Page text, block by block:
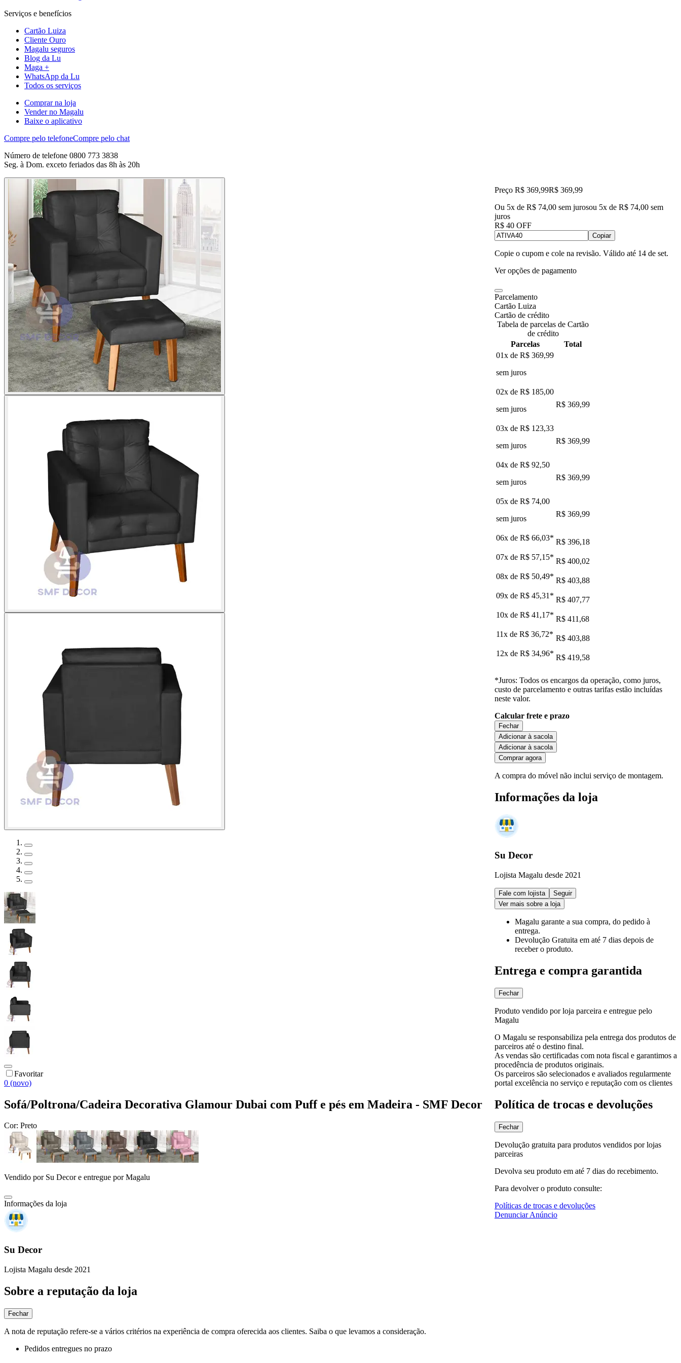
Serviços e benefícios
Cartão Luiza
Cliente Ouro
Magalu seguros
Blog da Lu
Maga +
WhatsApp da Lu
Todos os serviços
Comprar na loja
Vender no Magalu
Baixe o aplicativo
Compre pelo telefoneCompre pelo chat
Número de telefone 0800 773 3838
Seg. à Dom. exceto feriados das 8h às 20h
Favoritar
0 (novo)
Sofá/Poltrona/Cadeira Decorativa Glamour Dubai com Puff e pés em Madeira - SMF Decor
Cor: Preto
Vendido por Su Decore entregue por Magalu
Informações da loja
Su Decor
Lojista Magalu desde 2021
Sobre a reputação da loja
Fechar
A nota de reputação refere-se a vários critérios na experiência de compra oferecida aos clientes. Saiba o que levamos a consideração.
Pedidos entregues no prazo
Preço R$ 369,99R$ 369,99
Ou 5x de R$ 74,00 sem jurosou 5x de R$ 74,00 sem
juros
R$ 40 OFF
Copiar
Copie o cupom e cole na revisão. Válido até 14 de set.
Ver opções de pagamento
Parcelamento
Cartão Luiza
Cartão de crédito
Tabela de parcelas de Cartão
de crédito
Parcelas
Total
01x de R$ 369,99
sem juros
02x de R$ 185,00
sem juros
R$ 369,99
03x de R$ 123,33
sem juros
R$ 369,99
04x de R$ 92,50
sem juros
R$ 369,99
05x de R$ 74,00
sem juros
R$ 369,99
06x de R$ 66,03* R$ 396,18
07x de R$ 57,15* R$ 400,02
08x de R$ 50,49* R$ 403,88
09x de R$ 45,31 * R$ 407,77
10x de R$ 41,17* R$ 411,68
11x de R$ 36,72* R$ 403,88
12x de R$ 34,96* R$ 419,58
*Juros: Todos os encargos da operação, como juros,
custo de parcelamento e outras tarifas estão incluídas
neste valor.
Calcular frete e prazo
Fechar
Adicionar à sacola
Adicionar à sacola
Comprar agora
A compra do móvel não inclui serviço de montagem.
Informações da loja
Su Decor
Lojista Magalu desde 2021
Fale com lojista
Seguir
Ver mais sobre a loja
Magalu garante a sua compra, do pedido à
entrega.
Devolução Gratuita em até 7 dias depois de
receber o produto.
Entrega e compra garantida
Fechar
Produto vendido por loja parceira e entregue pelo
Magalu
O Magalu se responsabiliza pela entrega dos produtos de
parceiros até o destino final.
As vendas são certificadas com nota fiscal e garantimos a
procedência de produtos originais.
Os parceiros são selecionados e avaliados regularmente
portal excelência no serviço e reputação com os clientes
Política de trocas e devoluções
Fechar
Devolução gratuita para produtos vendidos por lojas
parceiras
Devolva seu produto em até 7 dias do recebimento.
Para devolver o produto consulte:
Políticas de trocas e devoluções
Denunciar Anúncio